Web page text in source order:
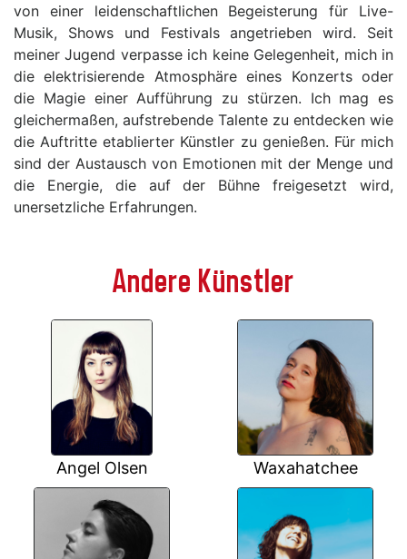
von einer leidenschaftlichen Begeisterung für Live-
Musik, Shows und Festivals angetrieben wird. Seit
meiner Jugend verpasse ich keine Gelegenheit, mich in
die elektrisierende Atmosphäre eines Konzerts oder
die Magie einer Aufführung zu stürzen. Ich mag es
gleichermaßen, aufstrebende Talente zu entdecken wie
die Auftritte etablierter Künstler zu genießen. Für mich
sind der Austausch von Emotionen mit der Menge und
die Energie, die auf der Bühne freigesetzt wird,
unersetzliche Erfahrungen.
Andere Künstler
Angel Olsen Waxahatchee